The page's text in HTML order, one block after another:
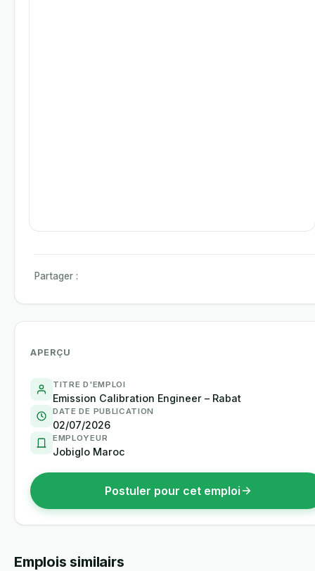
Partager :
APERÇU
TITRE D'EMPLOI
Emission Calibration Engineer – Rabat
DATE DE PUBLICATION
02/07/2026
EMPLOYEUR
Jobiglo Maroc
Postuler pour cet emploi
Emplois similairs